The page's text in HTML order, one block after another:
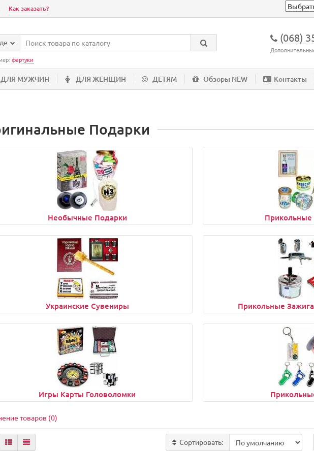
Как заказать?
(068)
фартуки
ДЛЯ МУЖЧИН ДЛЯ ЖЕНЩИН ДЕТЯМ Обзоры NEW Контакты
Подарки
Необычные Подарки
Украинские Сувениры Прикольные
Игры Карты Головоломки
товаров (0)
Сортировать: